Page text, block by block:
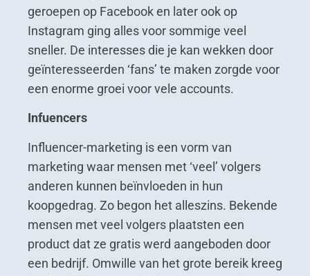
geroepen op Facebook en later ook op
Instagram ging alles voor sommige veel
sneller. De interesses die je kan wekken door
geïnteresseerden ‘fans’ te maken zorgde voor
een enorme groei voor vele accounts.
Infuencers
Influencer-marketing is een vorm van
marketing waar mensen met ‘veel’ volgers
anderen kunnen beïnvloeden in hun
koopgedrag. Zo begon het alleszins. Bekende
mensen met veel volgers plaatsten een
product dat ze gratis werd aangeboden door
een bedrijf. Omwille van het grote bereik kreeg